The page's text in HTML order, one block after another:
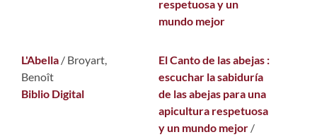
L'Abella / Broyart,
Benoît
Biblio Digital
El Canto de las abejas :
escuchar la sabiduría
de las abejas para una
apicultura respetuosa
y un mundo mejor /